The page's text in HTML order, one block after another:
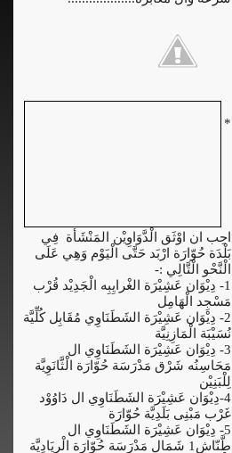
*
احِب ان اوْثَق الْدَّوَاوِيْن المَنْشَأة فِي
بَلْدَة حُوّارَة ارْبَد حَتَّى الْيَوْم وَهِي عَلَى
الْنَّحْو الْتَّالِي :-
1- دِيْوَان عَشِيْرَة الغْرايِبِه الْجَدِيْد قُرْب
مَسْجِد الْهَامِل
2- دِيْوَان عَشِيْرَة الشَطَنَاوِي مُقَابِل كُلِّيَّة
نُسَيْبَة الْمَازِنِيَّة
3- دِيْوَان عَشِيْرَة الشَطَنَاوِي ال
مَحَاسِنُه شَرْق مَدْرَسَة حُوّارَة الْثَّانَوِيَّة
لِلْبَنِيْن
4-دِيْوَان عَشِيْرَة الشَطَنَاوِي ال دَاوُوْد
غَرْب مَبْنِى بَلَدِيَّة حُوّارَة
5- دِيْوَان عَشِيْرَة الشَطَنَاوِي ال
طَّنّاش1 شَمَال مَدْرَسَة حُوّارَة الْرِيَادِيَّة